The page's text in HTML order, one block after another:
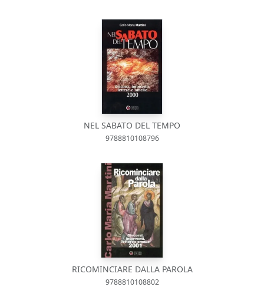
NEL SABATO DEL TEMPO
9788810108796
RICOMINCIARE DALLA PAROLA
9788810108802